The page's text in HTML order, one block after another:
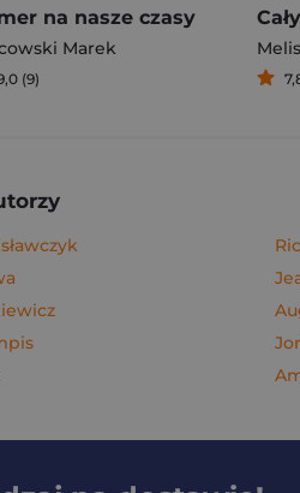
na nasze czasy
Marek
(9)